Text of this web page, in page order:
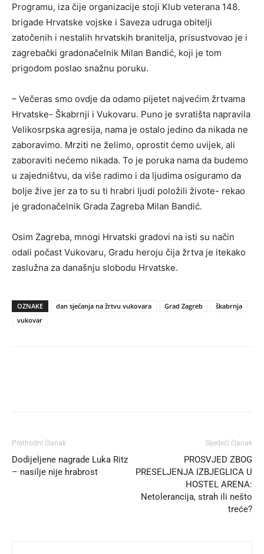
Programu, iza čije organizacije stoji Klub veterana 148.
brigade Hrvatske vojske i Saveza udruga obitelji
zatočenih i nestalih hrvatskih branitelja, prisustvovao je i
zagrebački gradonačelnik Milan Bandić, koji je tom
prigodom poslao snažnu poruku.
– Večeras smo ovdje da odamo pijetet najvećim žrtvama
Hrvatske- Škabrnji i Vukovaru. Puno je svratišta napravila
Velikosrpska agresija, nama je ostalo jedino da nikada ne
zaboravimo. Mrziti ne želimo, oprostit ćemo uvijek, ali
zaboraviti nećemo nikada. To je poruka nama da budemo
u zajedništvu, da više radimo i da ljudima osiguramo da
bolje žive jer za to su ti hrabri ljudi položili živote- rekao
je gradonačelnik Grada Zagreba Milan Bandić.
Osim Zagreba, mnogi Hrvatski gradovi na isti su način
odali počast Vukovaru, Gradu heroju čija žrtva je itekako
zaslužna za današnju slobodu Hrvatske.
OZNAKE dan sjećanja na žrtvu vukovara Grad Zagreb
škabrnja
vukovar
Prethodni članak
Dodijeljene nagrade Luka Ritz
– nasilje nije hrabrost
Sljedeći članak
PROSVJED ZBOG
PRESELJENJA IZBJEGLICA U
HOSTEL ARENA:
Netolerancija, strah ili nešto
treće?